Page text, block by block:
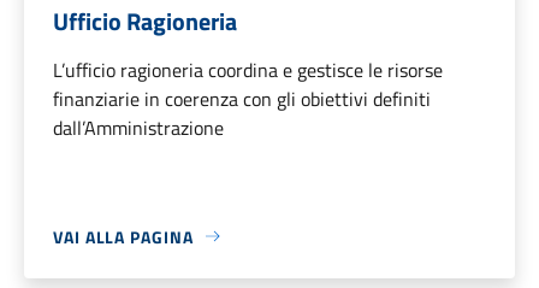
Ufficio Ragioneria
L’ufficio ragioneria coordina e gestisce le risorse
finanziarie in coerenza con gli obiettivi definiti
dall’Amministrazione
VAI ALLA PAGINA